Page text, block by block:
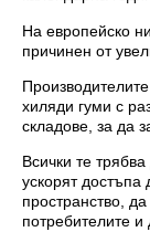
На европейско
причинен от
хиляди гуми с
складове, за да
Всички те
ускорят достъпа
пространство,
потребителите